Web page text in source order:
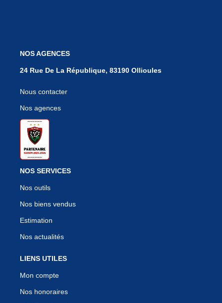
NOS AGENCES
24 Rue De La République, 83190 Ollioules
Nous contacter
Nos agences
NOS SERVICES
Nos outils
Nos biens vendus
Estimation
Nos actualités
LIENS UTILES
Mon compte
Nos honoraires